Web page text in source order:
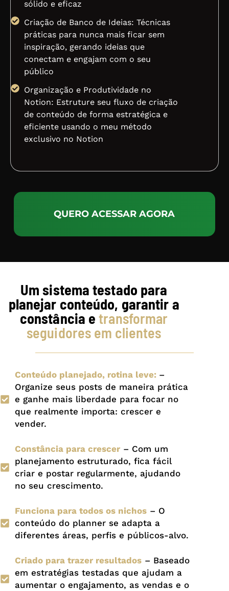
sólido e eficaz
Criação de Banco de Ideias: Técnicas
práticas para nunca mais ficar sem
inspiração, gerando ideias que
conectam e engajam com o seu
público
Organização e Produtividade no
Notion: Estruture seu fluxo de criação
de conteúdo de forma estratégica e
eficiente usando o meu método
exclusivo no Notion
QUERO ACESSAR AGORA
Um sistema testado para
planejar conteúdo, garantir a
constância etransformar
seguidores em clientes
Conteúdo planejado, rotina leve: –
Organize seus posts de maneira prática
e ganhe mais liberdade para focar no
que realmente importa: crescer e
vender.
Constância para crescer– Com um
planejamento estruturado, fica fácil
criar e postar regularmente, ajudando
no seu crescimento.
Funciona para todos os nichos– O
conteúdo do planner se adapta a
diferentes áreas, perfis e públicos-alvo.
Criado para trazer resultados– Baseado
em estratégias testadas que ajudam a
aumentar o engajamento, as vendas e o